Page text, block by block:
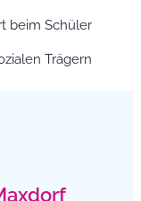
beim Schüler
Trägern